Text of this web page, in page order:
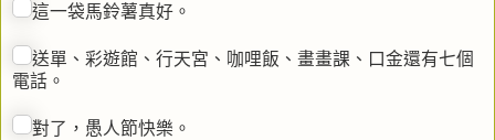
這一袋馬鈴薯真好。
送單、彩遊館、行天宮、咖哩飯、畫畫課、口金還有七個
電話。
對了，愚人節快樂。